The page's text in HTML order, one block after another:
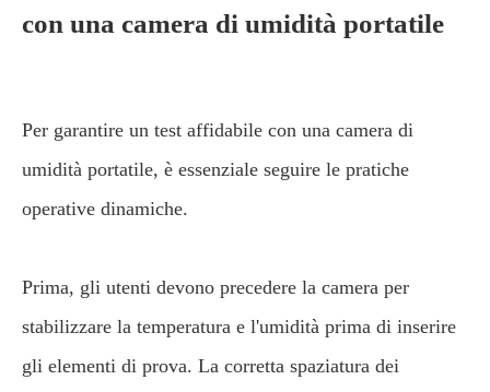
con una camera di umidità portatile
Per garantire un test affidabile con una camera di
umidità portatile, è essenziale seguire le pratiche
operative dinamiche.
Prima, gli utenti devono precedere la camera per
stabilizzare la temperatura e l'umidità prima di inserire
gli elementi di prova. La corretta spaziatura dei